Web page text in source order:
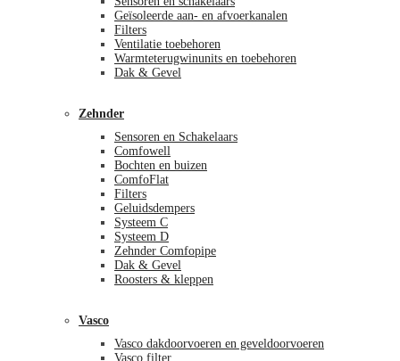
Geïsoleerde aan- en afvoerkanalen
Filters
Ventilatie toebehoren
Warmteterugwinunits en toebehoren
Dak & Gevel
Zehnder
Sensoren en Schakelaars
Comfowell
Bochten en buizen
ComfoFlat
Filters
Geluidsdempers
Systeem C
Systeem D
Zehnder Comfopipe
Dak & Gevel
Roosters & kleppen
Vasco
Vasco dakdoorvoeren en geveldoorvoeren
Vasco filter